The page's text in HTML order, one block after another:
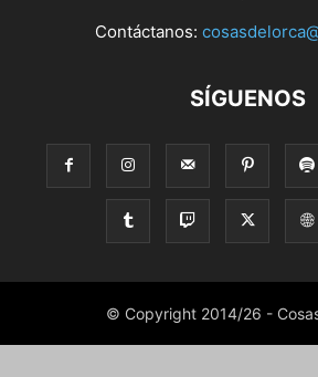
Contáctanos:
SÍGUENOS
© Copyright 2014/26 -